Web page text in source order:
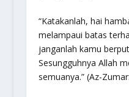
“Katakanlah, hai
melampaui batas
janganlah kamu
Sesungguhnya Allah
semuanya.”(Az-